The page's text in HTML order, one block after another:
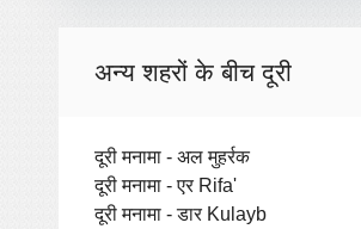
अन्य शहरों के बीच दूरी
दूरी मनामा - अल मुहर्रक
दूरी मनामा - एर Rifa'
दूरी मनामा - डार Kulayb